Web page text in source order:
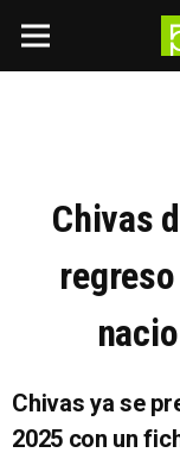
Chivas
Chivas ya se
2025 con un